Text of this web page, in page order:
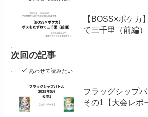
【BOSS×ポケカ
て三千里（前編）
次回の記事
あわせて読みたい
フラッグシップ
その1【大会レポ